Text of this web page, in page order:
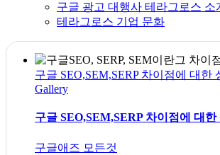
구글 광고 대행사 테라그로스 소
테라그로스 기업 문화
구글 SEO,SEM,SERP 차이점에 대한
Gallery
구글 SEO,SEM,SERP 차이점에 대한
구글애즈 모든것